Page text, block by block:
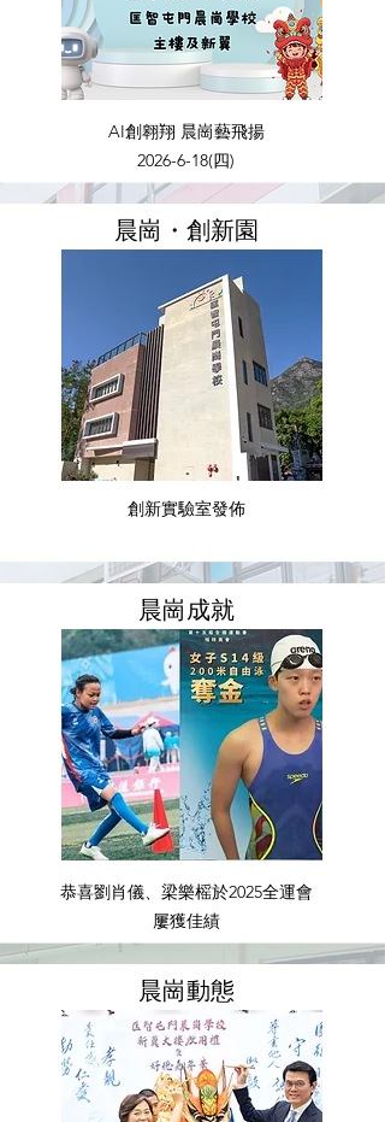
AI創翱翔 晨崗藝飛揚
2026-6-18(四)
​晨崗・創新園
創新實驗室發佈
晨​崗成就
恭喜劉肖儀、梁樂榣於2025全運會
屢獲佳績
​晨崗動態